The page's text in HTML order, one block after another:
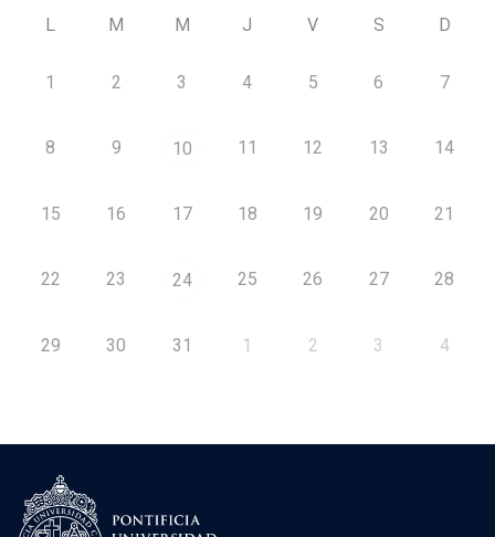
L M M J V S D
1 2 3 4 5 6 7
8 9 10 11 12 13 14
15 16 17 18 19 20 21
22 23 24 25 26 27 28
29 30 31 1 2 3 4